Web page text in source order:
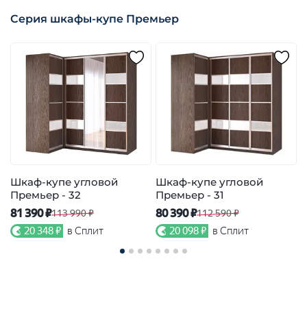
Серия шкафы-купе Премьер
Шкаф-купе угловой
Премьер - 32
81 390 ₽113 990 ₽
20 348 ₽ в Сплит
Шкаф-купе угловой
Премьер - 31
80 390 ₽112 590 ₽
20 098 ₽ в Сплит